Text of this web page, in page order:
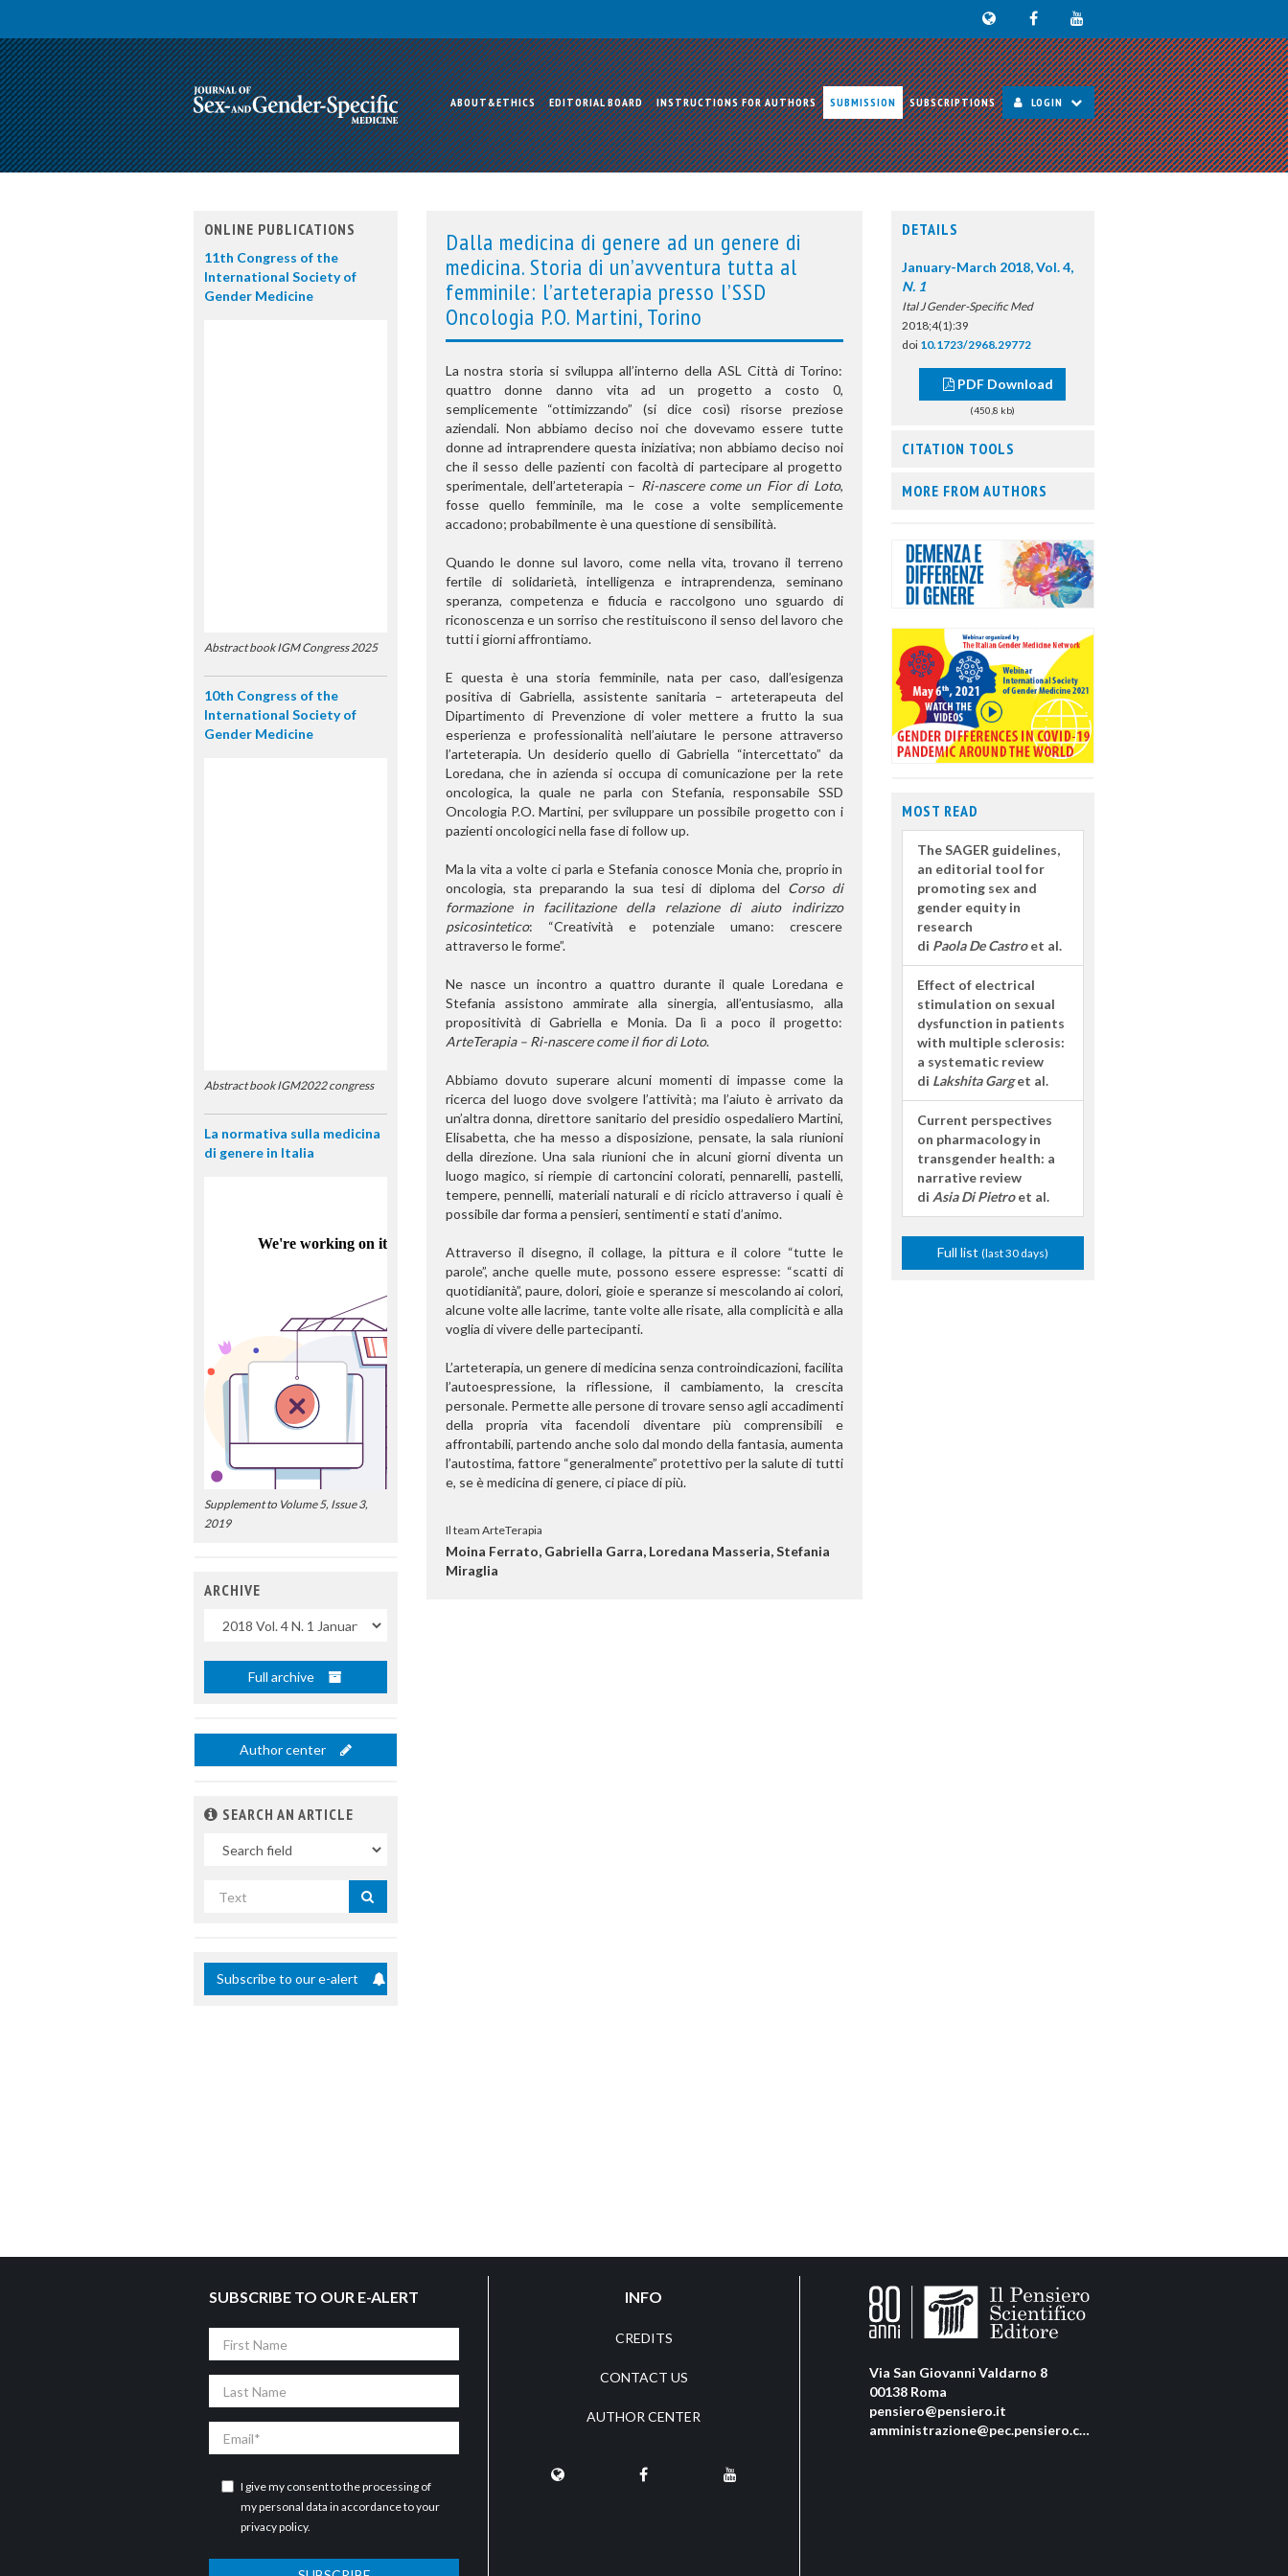
ABOUT&ETHICS EDITORIAL BOARD INSTRUCTIONS FOR AUTHORS SUBMISSION SUBSCRIPTIONS LOGIN
Dalla medicina di genere ad un genere di
medicina. Storia di un’avventura tutta al
femminile: l’arteterapia presso l’SSD
Oncologia P.O. Martini, Torino
La nostra storia si sviluppa all’interno della ASL Città di Torino:
quattro donne danno vita ad un progetto a costo 0,
semplicemente “ottimizzando” (si dice così) risorse preziose
aziendali. Non abbiamo deciso noi che dovevamo essere tutte
donne ad intraprendere questa iniziativa; non abbiamo deciso noi
che il sesso delle pazienti con facoltà di partecipare al progetto
sperimentale, dell’arteterapia – Ri-nascere come un Fior di Loto,
fosse quello femminile, ma le cose a volte semplicemente
accadono; probabilmente è una questione di sensibilità.
Quando le donne sul lavoro, come nella vita, trovano il terreno
fertile di solidarietà, intelligenza e intraprendenza, seminano
speranza, competenza e fiducia e raccolgono uno sguardo di
riconoscenza e un sorriso che restituiscono il senso del lavoro che
tutti i giorni affrontiamo.
E questa è una storia femminile, nata per caso, dall’esigenza
positiva di Gabriella, assistente sanitaria – arteterapeuta del
Dipartimento di Prevenzione di voler mettere a frutto la sua
esperienza e professionalità nell’aiutare le persone attraverso
l’arteterapia. Un desiderio quello di Gabriella “intercettato” da
Loredana, che in azienda si occupa di comunicazione per la rete
oncologica, la quale ne parla con Stefania, responsabile SSD
Oncologia P.O. Martini, per sviluppare un possibile progetto con i
pazienti oncologici nella fase di follow up.
Ma la vita a volte ci parla e Stefania conosce Monia che, proprio in
oncologia, sta preparando la sua tesi di diploma del Corso di
formazione in facilitazione della relazione di aiuto indirizzo
psicosintetico: “Creatività e potenziale umano: crescere
attraverso le forme”.
Ne nasce un incontro a quattro durante il quale Loredana e
Stefania assistono ammirate alla sinergia, all’entusiasmo, alla
propositività di Gabriella e Monia. Da lì a poco il progetto:
ArteTerapia – Ri-nascere come il fior di Loto.
Abbiamo dovuto superare alcuni momenti di impasse come la
ricerca del luogo dove svolgere l’attività; ma l’aiuto è arrivato da
un’altra donna, direttore sanitario del presidio ospedaliero Martini,
Elisabetta, che ha messo a disposizione, pensate, la sala riunioni
della direzione. Una sala riunioni che in alcuni giorni diventa un
luogo magico, si riempie di cartoncini colorati, pennarelli, pastelli,
tempere, pennelli, materiali naturali e di riciclo attraverso i quali è
possibile dar forma a pensieri, sentimenti e stati d’animo.
Attraverso il disegno, il collage, la pittura e il colore “tutte le
parole”, anche quelle mute, possono essere espresse: “scatti di
quotidianità”, paure, dolori, gioie e speranze si mescolando ai colori,
alcune volte alle lacrime, tante volte alle risate, alla complicità e alla
voglia di vivere delle partecipanti.
L’arteterapia, un genere di medicina senza controindicazioni, facilita
l’autoespressione, la riflessione, il cambiamento, la crescita
personale. Permette alle persone di trovare senso agli accadimenti
della propria vita facendoli diventare più comprensibili e
affrontabili, partendo anche solo dal mondo della fantasia, aumenta
l’autostima, fattore “generalmente” protettivo per la salute di tutti
e, se è medicina di genere, ci piace di più.
Il team ArteTerapia
Moina Ferrato, Gabriella Garra, Loredana Masseria, Stefania
Miraglia
ONLINE PUBLICATIONS
11th Congress of the
International Society of
Gender Medicine
Abstract book IGM Congress 2025
10th Congress of the
International Society of
Gender Medicine
Abstract book IGM2022 congress
La normativa sulla medicina
di genere in Italia
Supplement to Volume 5, Issue 3,
2019
ARCHIVE
Full archive
Author center
SEARCH AN ARTICLE
Subscribe to our e-alert
DETAILS
January-March 2018, Vol. 4,
N. 1
Ital J Gender-Specific Med
2018;4(1):39
doi 10.1723/2968.29772
PDF Download
(450,8 kb)
CITATION TOOLS
MORE FROM AUTHORS
MOST READ
The SAGER guidelines,
an editorial tool for
promoting sex and
gender equity in
research
di Paola De Castroet al.
Effect of electrical
stimulation on sexual
dysfunction in patients
with multiple sclerosis:
a systematic review
di Lakshita Garget al.
Current perspectives
on pharmacology in
transgender health: a
narrative review
di Asia Di Pietroet al.
Full list (last 30 days)
SUBSCRIBE TO OUR E-ALERT
Name
Name
I give my consent to the processing of
my personal data in accordance to your
privacy policy.
INFO
CREDITS
CONTACT US
AUTHOR CENTER
Via San Giovanni Valdarno 8
00138 Roma
pensiero@pensiero.it
amministrazione@pec.pensiero.com